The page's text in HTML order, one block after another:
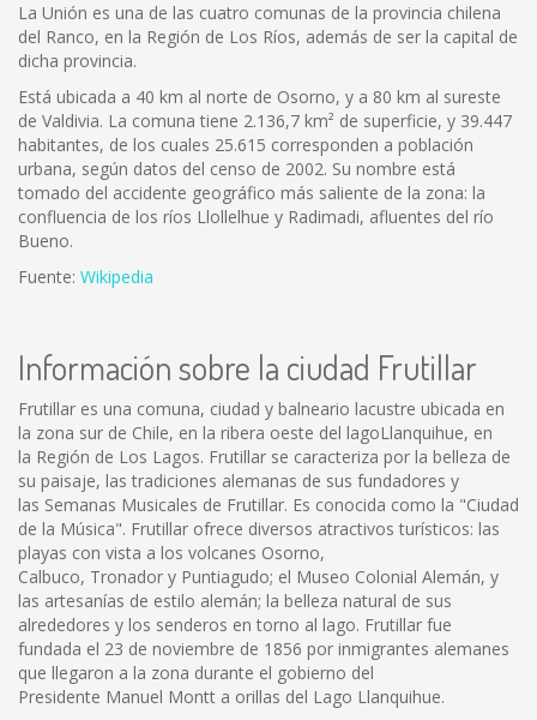
La Unión es una de las cuatro comunas de la provincia chilena
del Ranco, en la Región de Los Ríos, además de ser la capital de
dicha provincia.
Está ubicada a 40 km al norte de Osorno, y a 80 km al sureste
de Valdivia. La comuna tiene 2.136,7 km² de superficie, y 39.447
habitantes, de los cuales 25.615 corresponden a población
urbana, según datos del censo de 2002. Su nombre está
tomado del accidente geográfico más saliente de la zona: la
confluencia de los ríos Llollelhue y Radimadi, afluentes del río
Bueno.
Fuente: Wikipedia
Información sobre la ciudad Frutillar
Frutillar es una comuna, ciudad y balneario lacustre ubicada en
la zona sur de Chile, en la ribera oeste del lagoLlanquihue, en
la Región de Los Lagos. Frutillar se caracteriza por la belleza de
su paisaje, las tradiciones alemanas de sus fundadores y
las Semanas Musicales de Frutillar. Es conocida como la "Ciudad
de la Música". Frutillar ofrece diversos atractivos turísticos: las
playas con vista a los volcanes Osorno,
Calbuco, Tronador y Puntiagudo; el Museo Colonial Alemán, y
las artesanías de estilo alemán; la belleza natural de sus
alrededores y los senderos en torno al lago. Frutillar fue
fundada el 23 de noviembre de 1856 por inmigrantes alemanes
que llegaron a la zona durante el gobierno del
Presidente Manuel Montt a orillas del Lago Llanquihue.